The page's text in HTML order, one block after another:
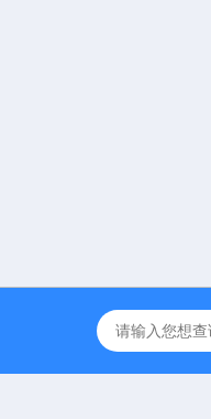
inbody人体成分J30儿童型